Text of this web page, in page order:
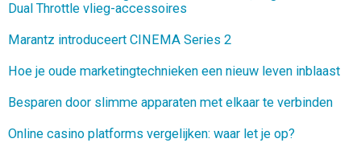
Dual Throttle vlieg-accessoires
Marantz introduceert CINEMA Series 2
Hoe je oude marketingtechnieken een nieuw leven inblaast
Besparen door slimme apparaten met elkaar te verbinden
Online casino platforms vergelijken: waar let je op?